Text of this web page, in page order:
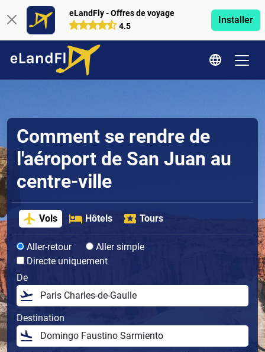
eLandFly - Offres de voyage
4.5
Installer
Comment se rendre de
l'aéroport de San Juan au
centre-ville
Vols Hôtels Tours
Aller-retour
Aller simple
Directe uniquement
De
Destination